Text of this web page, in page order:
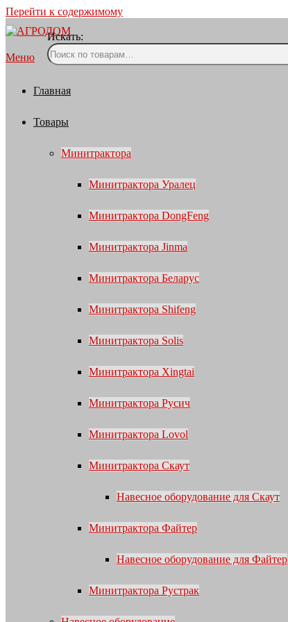
Перейти к содержимому
Искать:
Меню
Главная
Товары
Минитрактора
Минитрактора Уралец
Минитрактора DongFeng
Минитрактора Jinma
Минитрактора Беларус
Минитрактора Shifeng
Минитрактора Solis
Минитрактора Xingtai
Минитрактора Русич
Минитрактора Lovol
Минитрактора Скаут
Навесное оборудование для Скаут
Минитрактора Файтер
Навесное оборудование для Файтер
Минитрактора Рустрак